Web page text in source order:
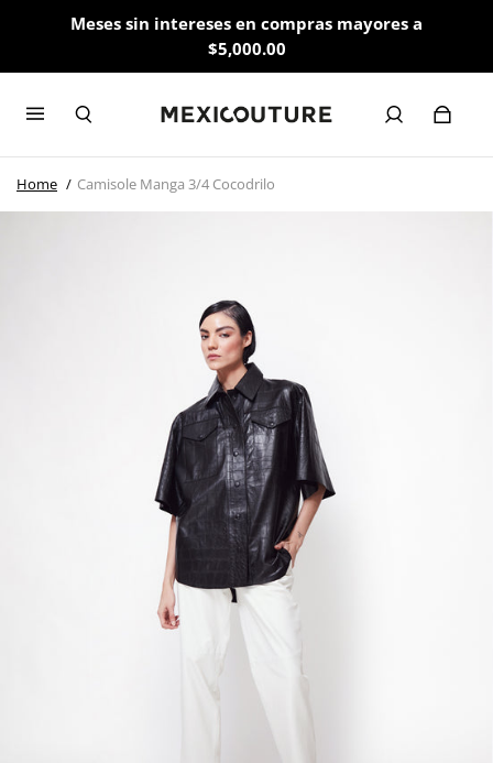
Meses sin intereses en compras mayores a
$5,000.00
Home Camisole Manga 3/4 Cocodrilo